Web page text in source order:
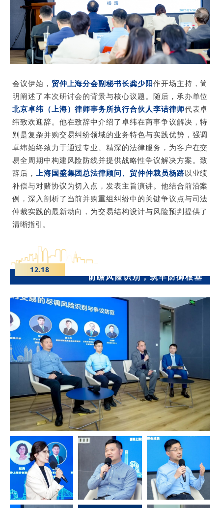
会议伊始， 贸仲上海分会副秘书长龚少阳作开场主持，简
明阐述了本次研讨会的背景与核心议题。随后，承办单位
北京卓纬（上海）律师事务所执行合伙人李诘律师代表卓
纬致欢迎辞。 他在致辞中介绍了卓纬在商事争议解决，特
别是复杂并购交易纠纷领域的业务特色与实践优势，强调
卓纬始终致力于通过专业、精深的法律服务，为客户在交
易全周期中构建风险防线并提供战略性争议解决方案。致
辞后，
上海国盛集团总法律顾问、贸仲仲裁员杨路以业绩
补偿与对赌协议为切入点，发表主旨演讲。他结合前沿案
例，深入剖析了当前并购重组纠纷中的关键争议点与司法
仲裁实践的最新动向，为交易结构设计与风险预判提供了
清晰指引。
12.18
前瞻风险识别，筑牢防御根基